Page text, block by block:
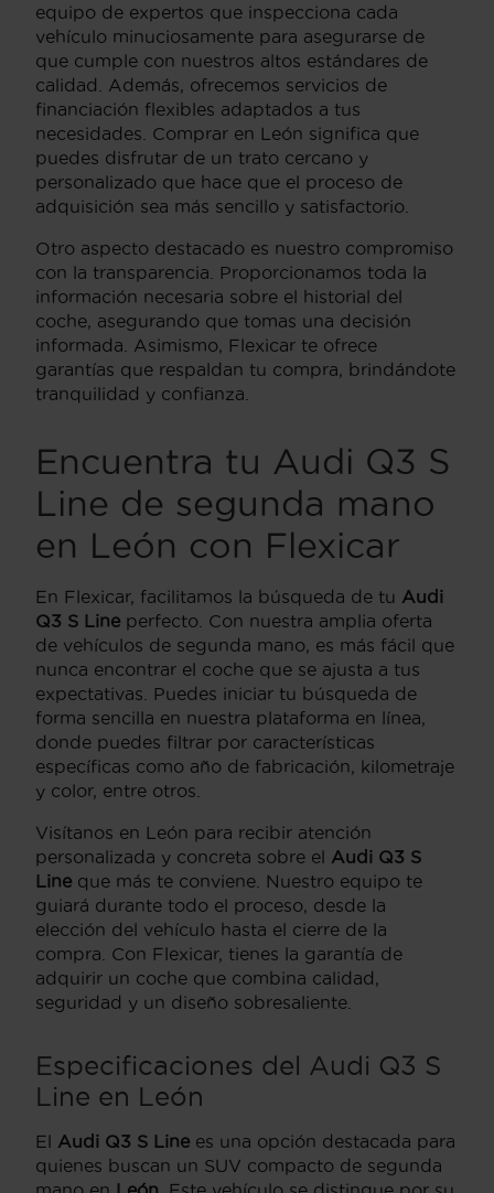
equipo de expertos que inspecciona cada
vehículo minuciosamente para asegurarse de
que cumple con nuestros altos estándares de
calidad. Además, ofrecemos servicios de
financiación flexibles adaptados a tus
necesidades. Comprar en León significa que
puedes disfrutar de un trato cercano y
personalizado que hace que el proceso de
adquisición sea más sencillo y satisfactorio.
Otro aspecto destacado es nuestro compromiso
con la transparencia. Proporcionamos toda la
información necesaria sobre el historial del
coche, asegurando que tomas una decisión
informada. Asimismo, Flexicar te ofrece
garantías que respaldan tu compra, brindándote
tranquilidad y confianza.
Encuentra tu Audi Q3 S
Line de segunda mano
en León con Flexicar
En Flexicar, facilitamos la búsqueda de tu Audi
Q3 S Line perfecto. Con nuestra amplia oferta
de vehículos de segunda mano, es más fácil que
nunca encontrar el coche que se ajusta a tus
expectativas. Puedes iniciar tu búsqueda de
forma sencilla en nuestra plataforma en línea,
donde puedes filtrar por características
específicas como año de fabricación, kilometraje
y color, entre otros.
Visítanos en León para recibir atención
personalizada y concreta sobre el Audi Q3 S
Line que más te conviene. Nuestro equipo te
guiará durante todo el proceso, desde la
elección del vehículo hasta el cierre de la
compra. Con Flexicar, tienes la garantía de
adquirir un coche que combina calidad,
seguridad y un diseño sobresaliente.
Especificaciones del Audi Q3 S
Line en León
El Audi Q3 S Line es una opción destacada para
quienes buscan un SUV compacto de segunda